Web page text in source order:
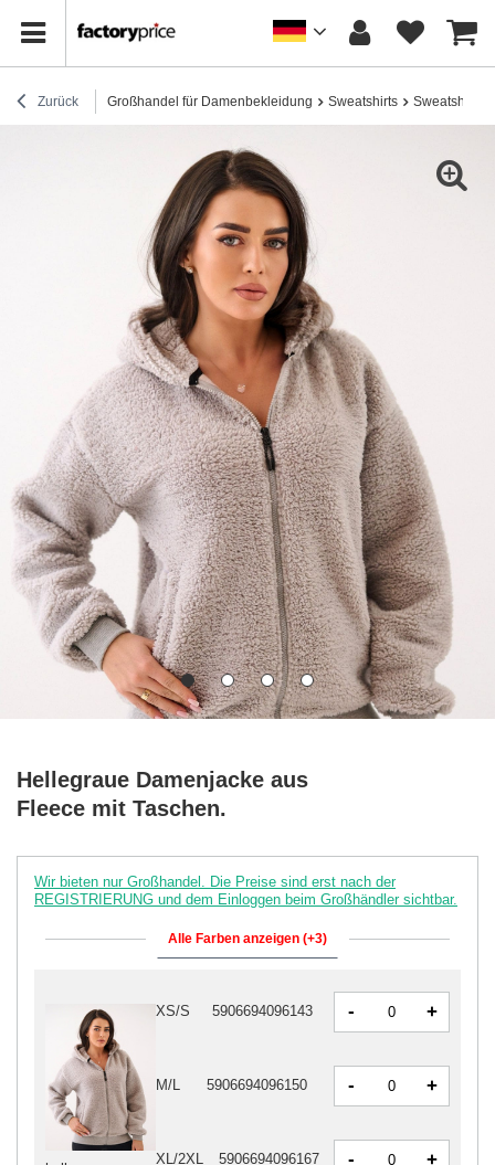
Zurück Großhandel für Damenbekleidung Sweatshirts Sweatshirts
Hellegraue Damenjacke aus
Fleece mit Taschen.
Wir bieten nur Großhandel. Die Preise sind erst nach der
REGISTRIERUNG und dem Einloggen beim Großhändler sichtbar.
Alle Farben anzeigen (+3)
XS/S 5906694096143 - +
M/L 5906694096150 - +
XL/2XL 5906694096167 - +